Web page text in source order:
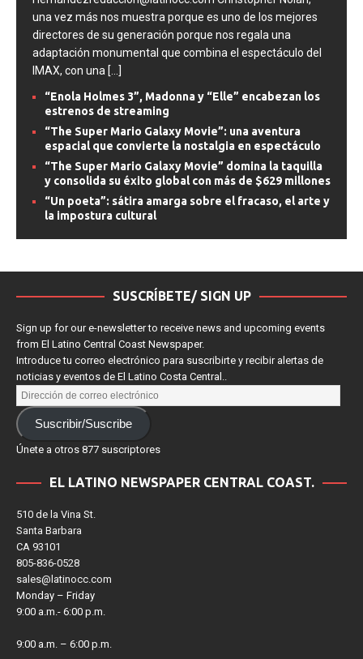
Hernándezredacción@latinocc.com Christopher Nolan,
una vez más nos muestra porque es uno de los mejores
directores de su generación porque nos regala una
adaptación monumental que combina el espectáculo del
[...]
“Enola Holmes 3”, Madonna y “Elle” encabezan los
estrenos de streaming
“The Super Mario Galaxy Movie”: una aventura
espacial que convierte la nostalgia en espectáculo
“The Super Mario Galaxy Movie” domina la taquilla
y consolida su éxito global con más de $629 millones
“Un poeta”: sátira amarga sobre el fracaso, el arte y
la impostura cultural
SUSCRÍBETE/ SIGN UP
Sign up for our e-newsletter to receive news and upcoming events
from El Latino Central Coast Newspaper.
Introduce tu correo electrónico para suscribirte y recibir alertas de
noticias y eventos de El Latino Costa Central..
510 de la Vina St.
Santa Barbara
CA 93101
805-836-0528
sales@latinocc.com
Monday – Friday